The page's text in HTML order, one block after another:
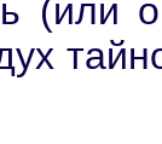
(или